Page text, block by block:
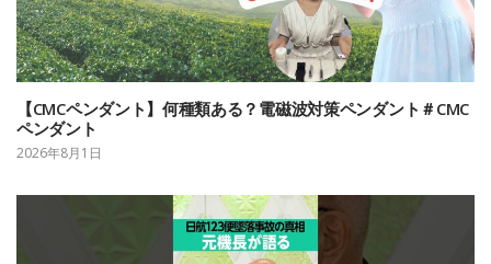
【CMCペンダント】何種類ある？電磁波対策ペンダント＃CMC
ペンダント
2026年8月1日